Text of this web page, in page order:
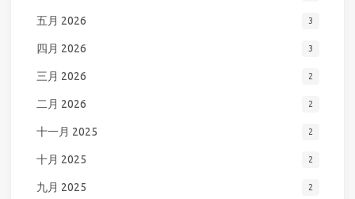
五月 2026 3
四月 2026 3
三月 2026 2
二月 2026 2
十一月 2025 2
十月 2025 2
九月 2025 2